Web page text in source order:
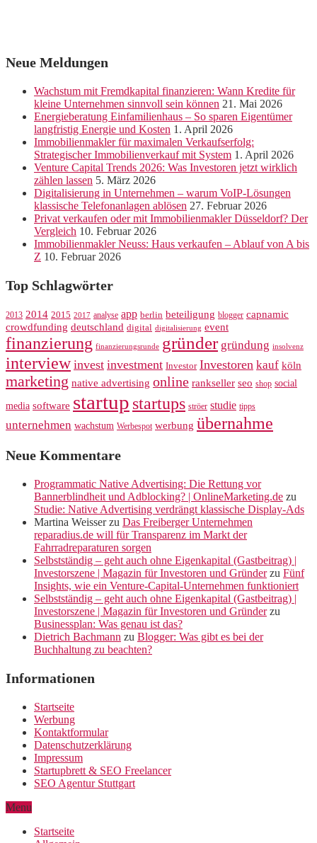
Neue Meldungen
Wachstum mit Fremdkapital finanzieren: Wann Kredite für
kleine Unternehmen sinnvoll sein können 21. Mai 2026
Energieberatung Einfamilienhaus – So sparen Eigentümer
langfristig Energie und Kosten 1. April 2026
Immobilienmakler für maximalen Verkaufserfolg:
Strategischer Immobilienverkauf mit System 1. April 2026
Venture Capital Trends 2026: Was Investoren jetzt wirklich
zählen lassen 5. März 2026
Digitalisierung in Unternehmen – warum VoIP-Lösungen
klassische Telefonanlagen ablösen 27. Februar 2026
Privat verkaufen oder mit Immobilienmakler Düsseldorf? Der
Vergleich 10. Februar 2026
Immobilienmakler Neuss: Haus verkaufen – Ablauf von A bis
Z 10. Februar 2026
Top Schlagwörter
2013 2014 2015 2017 analyse app berlin beteiligung blogger capnamic
crowdfunding deutschland digital digitalisierung event
finanzierung finanzierungsrunde gründer gründung insolvenz
interview invest investment Investor Investoren kauf köln
marketing native advertising online rankseller seo shop social
media software startup startups ströer studie tipps
unternehmen wachstum Werbespot werbung übernahme
Neue Kommentare
Programmatic Native Advertising: Die Rettung vor
Bannerblindheit und Adblocking? | OnlineMarketing.de zu
Studie: Native Advertising verdrängt klassische Display-Ads
Martina Weisserzu Das Freiberger Unternehmen
reparadius.de will für Transparenz im Markt der
Fahrradreparaturen sorgen
Selbstständig – geht auch ohne Eigenkapital (Gastbeitrag) |
Investorszene | Magazin für Investoren und Gründerzu Fünf
Insights, wie ein Venture-Capital-Unternehmen funktioniert
Selbstständig – geht auch ohne Eigenkapital (Gastbeitrag) |
Investorszene | Magazin für Investoren und Gründerzu
Businessplan: Was genau ist das?
Dietrich Bachmann zu Blogger: Was gibt es bei der
Buchhaltung zu beachten?
Informationen
Startseite
Werbung
Kontaktformular
Datenschutzerklärung
Impressum
Startupbrett & SEO Freelancer
SEO Agentur Stuttgart
Menu
Startseite